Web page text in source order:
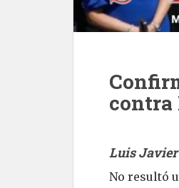
contra
Luis
No resultó